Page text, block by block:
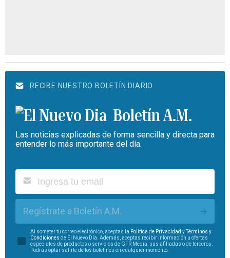
RECIBE NUESTRO BOLETÍN DIARIO
Boletín A.M.
Las noticias explicadas de forma sencilla y directa para
entender lo más importante del día.
Regístrate a Boletín A.M.
Al someter tu correo electrónico, aceptas la Política de Privacidad yTérminos y
Condiciones de El Nuevo Día. Además, aceptas recibir información u ofertas
especiales de productos o servicios de GFR Media, sus afiliadas o de terceros.
Podrás optar salirte de los boletines en cualquier momento.